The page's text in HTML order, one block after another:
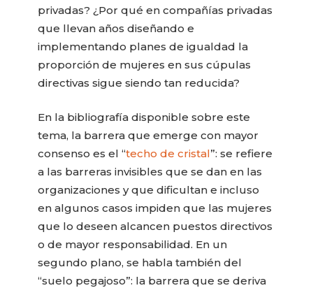
privadas? ¿Por qué en compañías privadas
que llevan años diseñando e
implementando planes de igualdad la
proporción de mujeres en sus cúpulas
directivas sigue siendo tan reducida?
En la bibliografía disponible sobre este
tema, la barrera que emerge con mayor
consenso es el “techo de cristal”: se refiere
a las barreras invisibles que se dan en las
organizaciones y que dificultan e incluso
en algunos casos impiden que las mujeres
que lo deseen alcancen puestos directivos
o de mayor responsabilidad. En un
segundo plano, se habla también del
“suelo pegajoso”: la barrera que se deriva